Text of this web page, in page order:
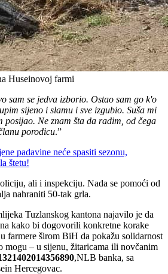
Huseinovoj farmi
sam se jedva izborio. Ostao sam go k'o
sijeno i slamu i sve izgubio. Suša mi
posijao. Ne znam šta da radim, od čega
porodicu.”
padavine neće spasiti sezonu,
štetu!
ali i inspekciju. Nada se pomoći od
nahraniti 50-tak grla.
Tuzlanskog kantona najavilo je da
kako bi dogovorili konkretne korake
farmere širom BiH da pokažu solidarnost
– u sijenu, žitaricama ili novčanim
,NLB banka, sa
Hercegovac.